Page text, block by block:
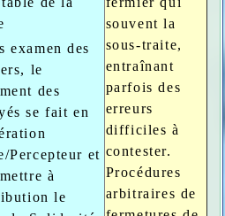
examen des
le
des
se fait en
Percepteur et
à
le
souvent la
sous-traite,
entraînant
parfois des
erreurs
difficiles à
contester.
Procédures
arbitraires de